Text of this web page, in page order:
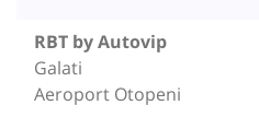
RBT by Autovip
Galati
Aeroport Otopeni